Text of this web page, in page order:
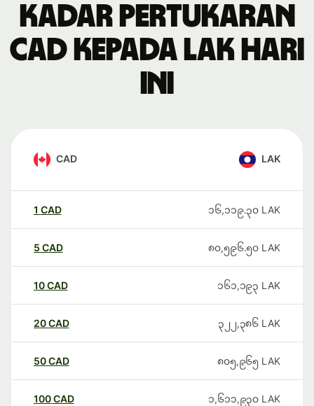
Kadar pertukaran
CAD kepada LAK hari
ini
CAD LAK
1 CAD ၁၆,၁၁၉.၃၀ LAK
5 CAD ၈၀,၅၉၆.၅၀ LAK
10CAD ၁၆၁,၁၉၃ LAK
20CAD ၃၂၂,၃၈၆ LAK
50CAD ၈၀၅,၉၆၅ LAK
100CAD ၁,၆၁၁,၉၃၀ LAK